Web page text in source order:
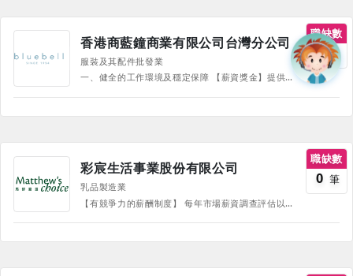
香港商藍鐘商業有限公司台灣分公司
服裝及其配件批發業
一、健全的工作環境及穩定保障 【薪資獎金】提供保障底薪與具有競爭力的獎金，讓您無後顧之憂學習與發揮。 【休假制度】休假優於勞基法，入職第一年試用期滿即享有年假(未滿1年依比例計算)。 【工作保障】團保，放心開心工作。 二、多元福利，打造良好的銷售環境 【制裝制鞋】各品牌享有制裝或制鞋，讓你時髦有品味的工作。 【競賽激勵】透過獎勵競賽，獲獎團隊享有額外優渥獎金。 【優惠員購】全品牌皆可享有優惠員購。 【節慶禮品】生日禮券、三節獎金、結婚禮金、生育禮金等，重要節日公司總不忘慰勞大家。 【精采生活】國內、外員工旅遊補助、年終尾牙/春酒、慶生會、不定時部門聚餐。 【疫情期間】施打疫苗，每劑享有一天支薪疫苗假。同時提供員工疫苗保險。 三、團隊合作 【人才策略】對於品牌的鑑賞力，多年來一直吸引擁有相同理念的人才，一起發掘全球最成功的奢華品牌。 【銷售獎金】強調團隊合作的重要性，我們從公司制度出發，全力推廣正向的工作氛圍。 【職涯發展】持續提供原廠產品知識與銷售技巧指導，協助您的事業發展。
職缺數
0筆
彩宸生活事業股份有限公司
乳品製造業
【有競爭力的薪酬制度】 每年市場薪資調查評估以調整薪資結構及獎金辦法。 每年依照公司營運及個人年度績效調薪及晉升。 目標獎金、生產獎金(依部門)和年終獎金。 提供制服(門市、專櫃及產線)。 三節禮金。 婚、喪及育兒津貼。 每月員工購物額度。 生日禮券。 推薦獎金。 新人留任獎金。 【提供員工訓練、多元發展機會】 完整新人訓練及共識營。 職涯發展計畫。 新品訓練、知識、技術及證照訓練課程。 管理職能培育課程。 讀書會補助制度。 學位進修補助制度。 每年晉升培訓與各職類回訓。 【豐富的員工福利】 年度健康檢查。 部門聚餐津貼。 年度尾牙摸彩活動。 年度員工旅遊。 企業托兒優惠。 辦公室設有哺集乳室。 社團活動補助。 食衣住行育樂特約廠商優惠。 每年4天志工假，鼓勵同仁參與公益。 【以上各項福利細節及適用對象依本公司內部公告及規定為依據】
職缺數
0 筆